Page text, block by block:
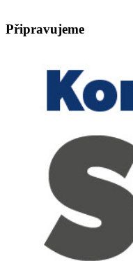
Připravujeme